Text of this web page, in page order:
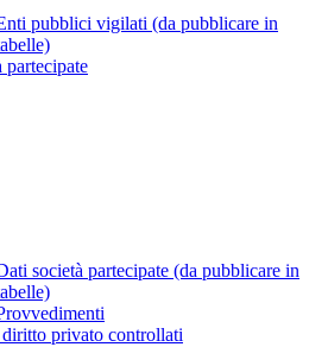
pubblici vigilati (da pubblicare in
partecipate
società partecipate (da pubblicare in
privato controllati